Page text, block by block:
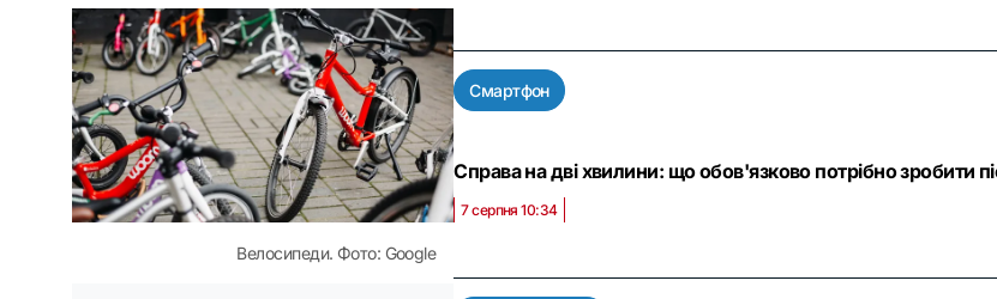
Велосипеди. Фото: Google
Смартфон
Справа на дві хвилини: що обов'язково потрібно зробити
7 серпня 10:34